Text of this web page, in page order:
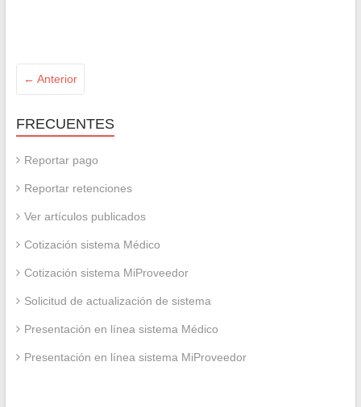
← Anterior
FRECUENTES
Reportar pago
Reportar retenciones
Ver artículos publicados
Cotización sistema Médico
Cotización sistema MiProveedor
Solicitud de actualización de sistema
Presentación en línea sistema Médico
Presentación en línea sistema MiProveedor